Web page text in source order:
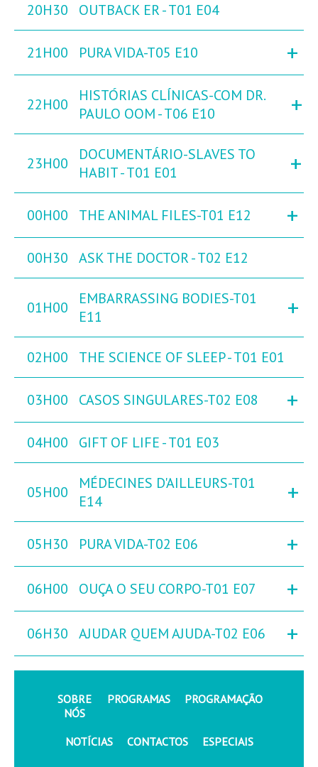
20H30 OUTBACK ER - T01 E04
21H00 PURA VIDA-T05 E10 +
22H00
HISTÓRIAS CLÍNICAS-COM DR.
PAULO OOM - T06 E10
+
23H00
DOCUMENTÁRIO-SLAVES TO
HABIT - T01 E01
+
00H00 THE ANIMAL FILES-T01 E12 +
00H30 ASK THE DOCTOR - T02 E12
01H00
EMBARRASSING BODIES-T01
E11
+
02H00 THE SCIENCE OF SLEEP - T01 E01
03H00 CASOS SINGULARES-T02 E08 +
04H00 GIFT OF LIFE - T01 E03
05H00
MÉDECINES D'AILLEURS-T01
E14
+
05H30 PURA VIDA-T02 E06 +
06H00 OUÇA O SEU CORPO-T01 E07 +
06H30 AJUDAR QUEM AJUDA-T02 E06 +
SOBRE
NÓS
PROGRAMAS PROGRAMAÇÃO
NOTÍCIAS CONTACTOS ESPECIAIS